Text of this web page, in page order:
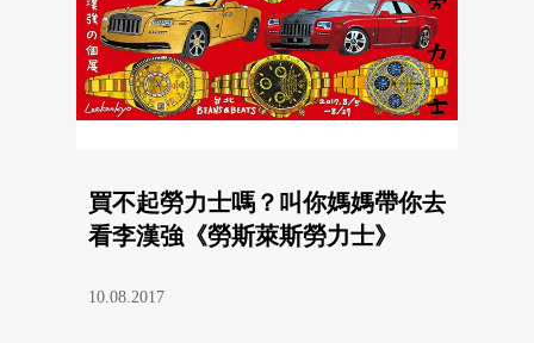
買不起勞力士嗎？叫你媽媽帶你去
看李漢強《勞斯萊斯勞力士》
10.08.2017